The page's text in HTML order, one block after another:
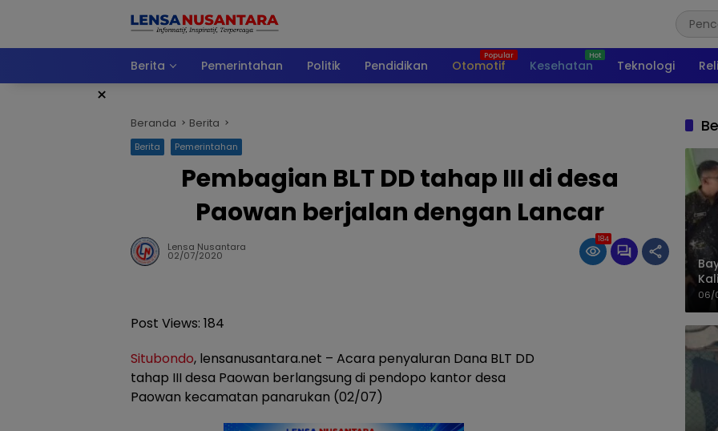
Berita
Pemerintahan Politik Pendidikan Otomotif Kesehatan Teknologi
×
Beranda Berita
Berita Pemerintahan
Pembagian BLT DD tahap III di desa
Paowan berjalan dengan Lancar
Lensa Nusantara
02/07/2020
184
Post Views: 184
Situbondo, lensanusantara.net – Acara penyaluran Dana BLT DD
tahap III desa Paowan berlangsung di pendopo kantor desa
Paowan kecamatan panarukan (02/07)
06/